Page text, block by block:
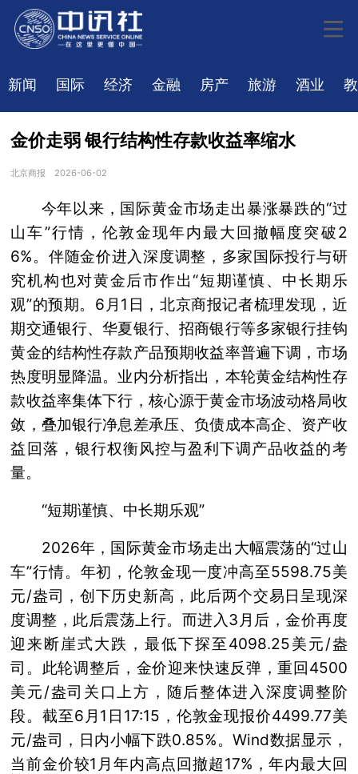
新闻 国际 经济 金融 房产 旅游 酒业
金价走弱 银行结构性存款收益率缩水
北京商报 2026-06-02
今年以来，国际黄金市场走出暴涨暴跌的“过
山车”行情，伦敦金现年内最大回撤幅度突破2
6%。伴随金价进入深度调整，多家国际投行与研
究机构也对黄金后市作出“短期谨慎、中长期乐
观”的预期。6月1日，北京商报记者梳理发现，近
期交通银行、华夏银行、招商银行等多家银行挂钩
黄金的结构性存款产品预期收益率普遍下调，市场
热度明显降温。业内分析指出，本轮黄金结构性存
款收益率集体下行，核心源于黄金市场波动格局收
敛，叠加银行净息差承压、负债成本高企、资产收
益回落，银行权衡风控与盈利下调产品收益的考
量。
“短期谨慎、中长期乐观”
2026年，国际黄金市场走出大幅震荡的“过山
车”行情。年初，伦敦金现一度冲高至5598.75美
元/盎司，创下历史新高，此后两个交易日呈现深
度调整，此后震荡上行。而进入3月后，金价再度
迎来断崖式大跌，最低下探至4098.25美元/盎
司。此轮调整后，金价迎来快速反弹，重回4500
美元/盎司关口上方，随后整体进入深度调整阶
段。截至6月1日17:15，伦敦金现报价4499.77美
元/盎司，日内小幅下跌0.85%。Wind数据显示，
当前金价较1月年内高点回撤超17%，年内最大回